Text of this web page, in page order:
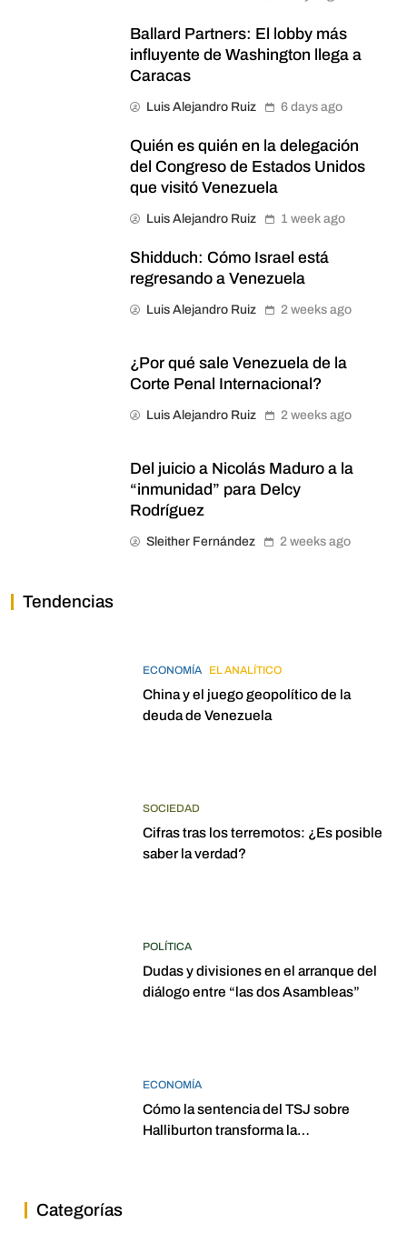
Ballard Partners: El lobby más
influyente de Washington llega a
Caracas
Luis Alejandro Ruiz 6 days ago
Quién es quién en la delegación
del Congreso de Estados Unidos
que visitó Venezuela
Luis Alejandro Ruiz 1 week ago
Shidduch: Cómo Israel está
regresando a Venezuela
Luis Alejandro Ruiz 2 weeks ago
¿Por qué sale Venezuela de la
Corte Penal Internacional?
Luis Alejandro Ruiz 2 weeks ago
Del juicio a Nicolás Maduro a la
“inmunidad” para Delcy
Rodríguez
Sleither Fernández 2 weeks ago
Tendencias
ECONOMÍA EL ANALÍTICO
China y el juego geopolítico de la
deuda de Venezuela
SOCIEDAD
Cifras tras los terremotos: ¿Es posible
saber la verdad?
POLÍTICA
Dudas y divisiones en el arranque del
diálogo entre “las dos Asambleas”
ECONOMÍA
Cómo la sentencia del TSJ sobre
Halliburton transforma la
Categorías